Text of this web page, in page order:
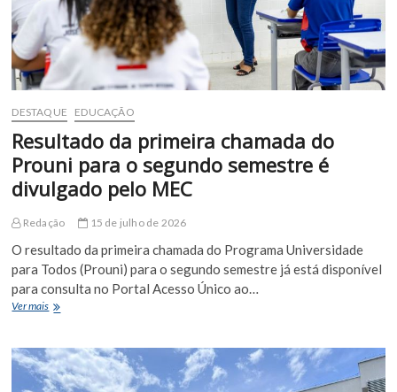
DESTAQUE EDUCAÇÃO
Resultado da primeira chamada do
Prouni para o segundo semestre é
divulgado pelo MEC
Redação 15 de julho de 2026
O resultado da primeira chamada do Programa Universidade
para Todos (Prouni) para o segundo semestre já está disponível
para consulta no Portal Acesso Único ao…
Ver maisResultado
chamada
do
Prouni